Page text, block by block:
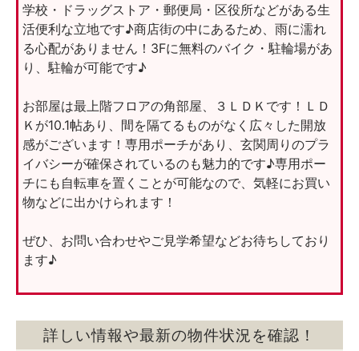
学校・ドラッグストア・郵便局・区役所などがある生
活便利な立地です♪商店街の中にあるため、雨に濡れ
る心配がありません！3Fに無料のバイク・駐輪場があ
り、駐輪が可能です♪
お部屋は最上階フロアの角部屋、３ＬＤＫです！ＬＤ
Ｋが10.1帖あり、間を隔てるものがなく広々した開放
感がございます！専用ポーチがあり、玄関周りのプラ
イバシーが確保されているのも魅力的です♪専用ポー
チにも自転車を置くことが可能なので、気軽にお買い
物などに出かけられます！
ぜひ、お問い合わせやご見学希望などお待ちしており
ます♪
詳しい情報や最新の物件状況を確認！